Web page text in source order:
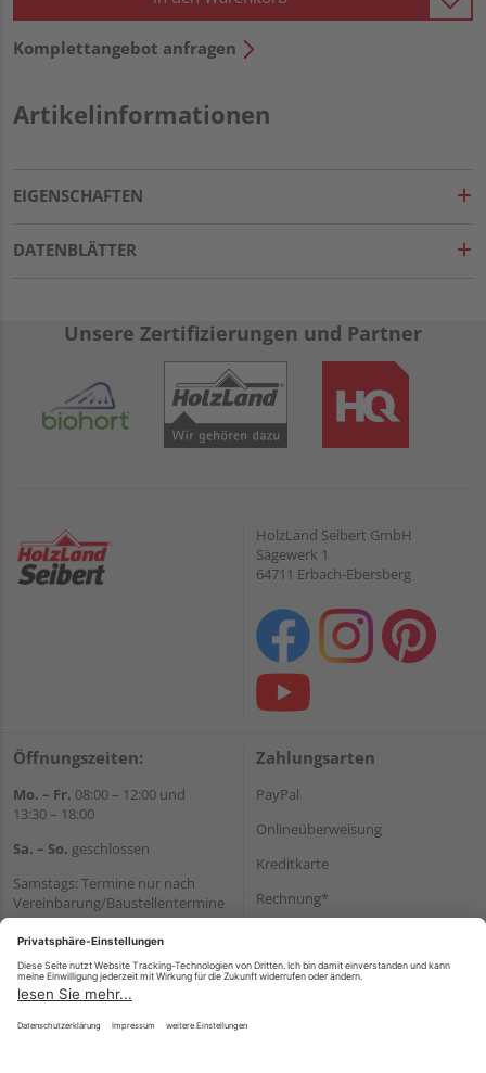
Komplettangebot anfragen
Artikelinformationen
EIGENSCHAFTEN
DATENBLÄTTER
Unsere Zertifizierungen und Partner
HolzLand Seibert GmbH
Sägewerk 1
64711 Erbach-Ebersberg
Öffnungszeiten:
Mo. – Fr. 08:00 – 12:00 und
13:30 – 18:00
Sa. – So. geschlossen
Samstags: Termine nur nach
Vereinbarung/Baustellentermine
Wir helfen Ihnen gerne
weiter
Tel.:+49 6062 956180
E-Mail:shop@holzland-seibert.de
Zahlungsarten
PayPal
Onlineüberweisung
Kreditkarte
Rechnung*
Versand